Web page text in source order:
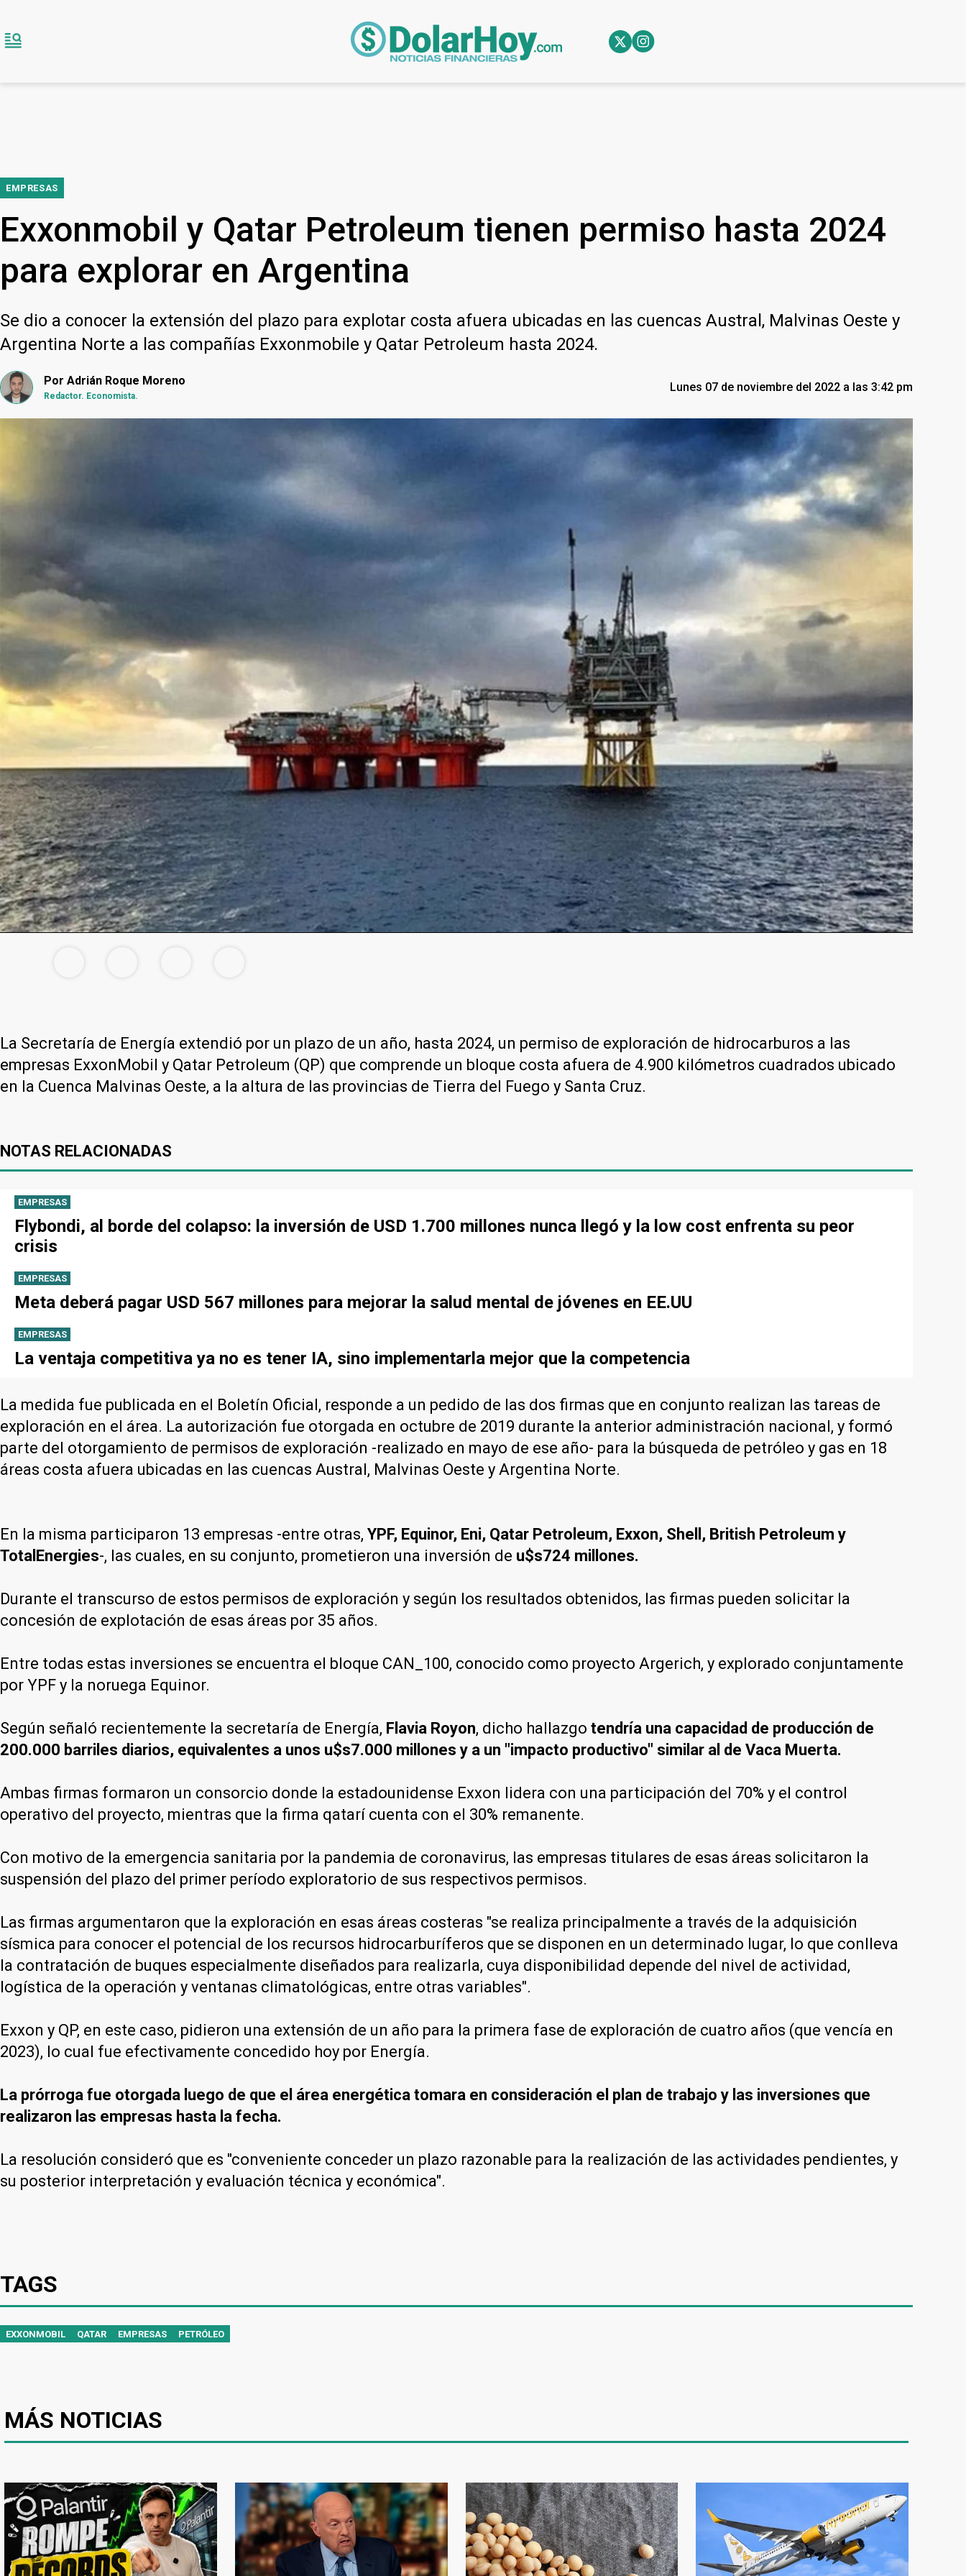
EMPRESAS
Exxonmobil y Qatar Petroleum tienen permiso hasta 2024
para explorar en Argentina
Se dio a conocer la extensión del plazo para explotar costa afuera ubicadas en las cuencas Austral, Malvinas Oeste y
Argentina Norte a las compañías Exxonmobile y Qatar Petroleum hasta 2024.
Por Adrián Roque Moreno
Redactor. Economista.
Lunes 07 de noviembre del 2022 a las 3:42 pm
La Secretaría de Energía extendió por un plazo de un año, hasta 2024, un permiso de exploración de hidrocarburos a las
empresas ExxonMobil y Qatar Petroleum (QP) que comprende un bloque costa afuera de 4.900 kilómetros cuadrados ubicado
en la Cuenca Malvinas Oeste, a la altura de las provincias de Tierra del Fuego y Santa Cruz.
NOTAS RELACIONADAS
EMPRESAS
Flybondi, al borde del colapso: la inversión de USD 1.700 millones nunca llegó y la low cost enfrenta su peor
crisis
EMPRESAS
Meta deberá pagar USD 567 millones para mejorar la salud mental de jóvenes en EE.UU
EMPRESAS
La ventaja competitiva ya no es tener IA, sino implementarla mejor que la competencia
La medida fue publicada en el Boletín Oficial, responde a un pedido de las dos firmas que en conjunto realizan las tareas de
exploración en el área. La autorización fue otorgada en octubre de 2019 durante la anterior administración nacional, y formó
parte del otorgamiento de permisos de exploración -realizado en mayo de ese año- para la búsqueda de petróleo y gas en 18
áreas costa afuera ubicadas en las cuencas Austral, Malvinas Oeste y Argentina Norte.
En la misma participaron 13 empresas -entre otras, YPF, Equinor, Eni, Qatar Petroleum, Exxon, Shell, British Petroleum y
TotalEnergies-, las cuales, en su conjunto, prometieron una inversión de u$s724 millones.
Durante el transcurso de estos permisos de exploración y según los resultados obtenidos, las firmas pueden solicitar la
concesión de explotación de esas áreas por 35 años.
Entre todas estas inversiones se encuentra el bloque CAN_100, conocido como proyecto Argerich, y explorado conjuntamente
por YPF y la noruega Equinor.
Según señaló recientemente la secretaría de Energía, Flavia Royon, dicho hallazgo tendría una capacidad de producción de
200.000 barriles diarios, equivalentes a unos u$s7.000 millones y a un "impacto productivo" similar al de Vaca Muerta.
Ambas firmas formaron un consorcio donde la estadounidense Exxon lidera con una participación del 70% y el control
operativo del proyecto, mientras que la firma qatarí cuenta con el 30% remanente.
Con motivo de la emergencia sanitaria por la pandemia de coronavirus, las empresas titulares de esas áreas solicitaron la
suspensión del plazo del primer período exploratorio de sus respectivos permisos.
Las firmas argumentaron que la exploración en esas áreas costeras "se realiza principalmente a través de la adquisición
sísmica para conocer el potencial de los recursos hidrocarburíferos que se disponen en un determinado lugar, lo que conlleva
la contratación de buques especialmente diseñados para realizarla, cuya disponibilidad depende del nivel de actividad,
logística de la operación y ventanas climatológicas, entre otras variables".
Exxon y QP, en este caso, pidieron una extensión de un año para la primera fase de exploración de cuatro años (que vencía en
2023), lo cual fue efectivamente concedido hoy por Energía.
La prórroga fue otorgada luego de que el área energética tomara en consideración el plan de trabajo y las inversiones que
realizaron las empresas hasta la fecha.
La resolución consideró que es "conveniente conceder un plazo razonable para la realización de las actividades pendientes, y
su posterior interpretación y evaluación técnica y económica".
TAGS
EXXONMOBIL QATAR EMPRESAS PETRÓLEO
MÁS NOTICIAS